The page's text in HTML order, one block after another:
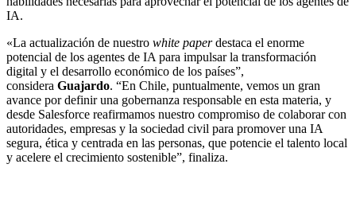
IA.
«La actualización de nuestro white paperdestaca el enorme
potencial de los agentes de IA para impulsar la transformación
digital y el desarrollo económico de los países”,
considera Guajardo. “En Chile, puntualmente, vemos un gran
avance por definir una gobernanza responsable en esta materia, y
desde Salesforce reafirmamos nuestro compromiso de colaborar con
autoridades, empresas y la sociedad civil para promover una IA
segura, ética y centrada en las personas, que potencie el talento local
y acelere el crecimiento sostenible”, finaliza.